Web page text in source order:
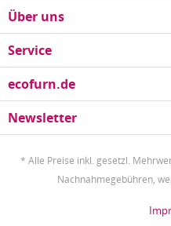
Über uns
Service
ecofurn.de
Newsletter
* Alle Preise inkl. gesetzl.
Nachnahmegebühren,